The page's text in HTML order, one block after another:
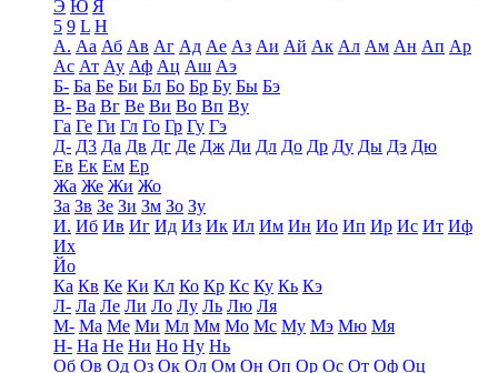
Э Ю Я
5 9 L H
А. Аа Аб Ав Аг Ад Ае Аз Аи Ай Ак Ал Ам Ан Ап Ар
Ас Ат Ау Аф Ац Аш Аэ
Б- Ба Бе Би Бл Бо Бр Бу Бы Бэ
В- Ва Вг Ве Ви Во Вп Ву
Га Ге Ги Гл Го Гр Гу Гэ
Д- Д3 Да Дв Дг Де Дж Ди Дл До Др Ду Ды Дэ Дю
Ев Ек Ем Ер
Жа Же Жи Жо
За Зв Зе Зи Зм Зо Зу
И. Иб Ив Иг Ид Из Ик Ил Им Ин Ио Ип Ир Ис Ит Иф
Их
Йо
Ка Кв Ке Ки Кл Ко Кр Кс Ку Кь Кэ
Л- Ла Ле Ли Ло Лу Ль Лю Ля
М- Ма Ме Ми Мл Мм Мо Мс Му Мэ Мю Мя
Н- На Не Ни Но Ну Нь
Об Ов Од Оз Ок Ол Ом Он Оп Ор Ос От Оф Оц